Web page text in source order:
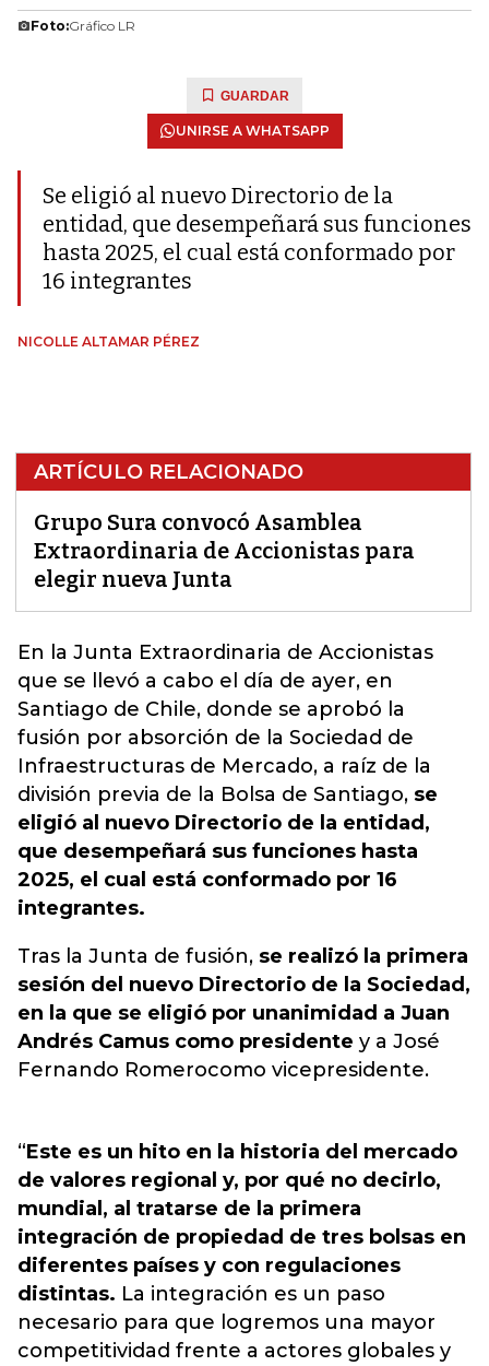
Foto:Gráfico LR
GUARDAR
UNIRSE A WHATSAPP
Se eligió al nuevo Directorio de la
entidad, que desempeñará sus funciones
hasta 2025, el cual está conformado por
16 integrantes
NICOLLE ALTAMAR PÉREZ
ARTÍCULO RELACIONADO
Grupo Sura convocó Asamblea
Extraordinaria de Accionistas para
elegir nueva Junta
En la Junta Extraordinaria de Accionistas
que se llevó a cabo el día de ayer, en
Santiago de Chile, donde se aprobó la
fusión por absorción de la Sociedad de
Infraestructuras de Mercado, a raíz de la
división previa de la Bolsa de Santiago, se
eligió al nuevo Directorio de la entidad,
que desempeñará sus funciones hasta
2025, el cual está conformado por 16
integrantes.
Tras la Junta de fusión, se realizó la primera
sesión del nuevo Directorio de la Sociedad,
en la que se eligió por unanimidad a Juan
Andrés Camus como presidente y a José
Fernando Romerocomo vicepresidente.
“Este es un hito en la historia del mercado
de valores regional y, por qué no decirlo,
mundial, al tratarse de la primera
integración de propiedad de tres bolsas en
diferentes países y con regulaciones
distintas. La integración es un paso
necesario para que logremos una mayor
competitividad frente a actores globales y